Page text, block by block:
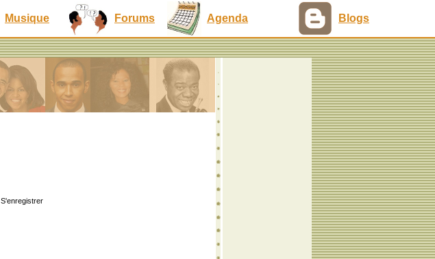
Musique Forums Agenda Blogs
S'enregistrer